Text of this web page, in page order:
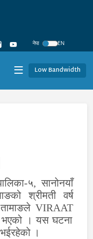
नेपा
EN
Low Bandwidth
५, सानोनयाँ
श्रीमती वर्ष
VIRAAT
भएको । यस घटना
।